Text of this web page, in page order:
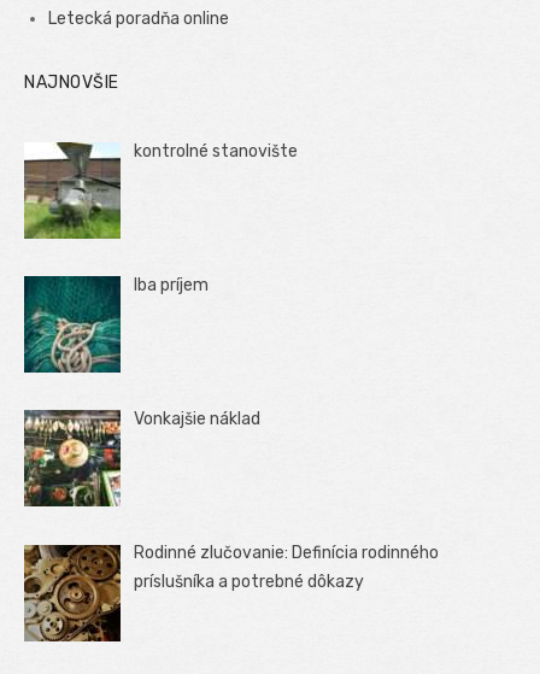
Letecká poradňa online
NAJNOVŠIE
kontrolné stanovište
Iba príjem
Vonkajšie náklad
Rodinné zlučovanie: Definícia rodinného
príslušníka a potrebné dôkazy